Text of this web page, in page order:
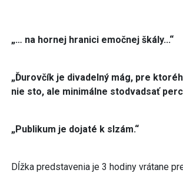
„… na hornej hranici emočnej škály...“
„Ďurovčík je divadelný mág, pre
nie sto, ale minimálne stodvadsať
„Publikum je dojaté k slzám.“
Dĺžka predstavenia je 3 hodiny vrátane